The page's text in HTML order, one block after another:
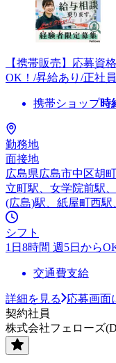
【携帯販売】応募資
OK！/昇給あり/正社
携帯ショップ時
勤務地
面接地
広島県広島市中区胡
立町駅、女学院前駅
(広島)駅、紙屋町西
シフト
1日8時間 週5日から
交通費支給
詳細を見る
応募画面
契約社員
株式会社フェローズ